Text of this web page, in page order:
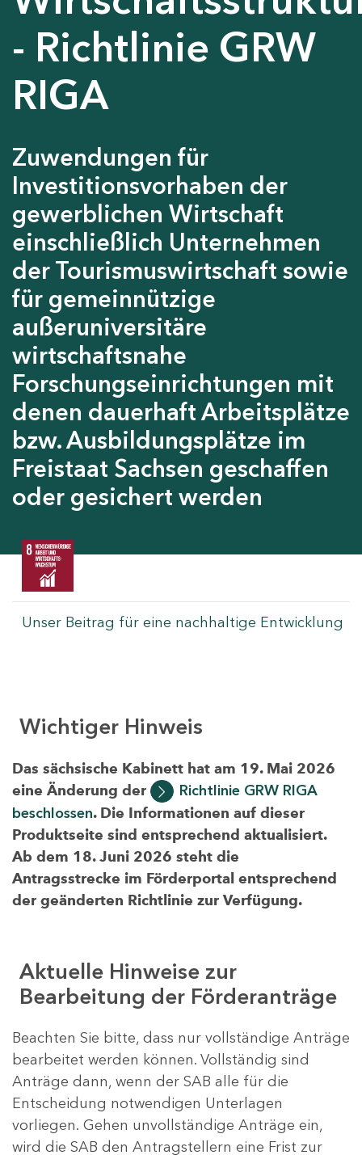
- Richtlinie GRW
RIGA
Zuwendungen für
Investitionsvorhaben der
gewerblichen Wirtschaft
einschließlich Unternehmen
der Tourismuswirtschaft sowie
für gemeinnützige
außeruniversitäre
wirtschaftsnahe
Forschungseinrichtungen mit
denen dauerhaft Arbeitsplätze
bzw. Ausbildungsplätze im
Freistaat Sachsen geschaffen
oder gesichert werden
Unser Beitrag für eine nachhaltige Entwicklung
Wichtiger Hinweis
Das sächsische Kabinett hat am 19. Mai 2026
eine Änderung der
Richtlinie GRW RIGA
beschlossen. Die Informationen auf dieser
Produktseite sind entsprechend aktualisiert.
Ab dem 18. Juni 2026 steht die
Antragsstrecke im Förderportal entsprechend
der geänderten Richtlinie zur Verfügung.
Aktuelle Hinweise zur
Bearbeitung der Förderanträge
Beachten Sie bitte, dass nur vollständige Anträge
bearbeitet werden können. Vollständig sind
Anträge dann, wenn der SAB alle für die
Entscheidung notwendigen Unterlagen
vorliegen. Gehen unvollständige Anträge ein,
wird die SAB den Antragstellern eine Frist zur